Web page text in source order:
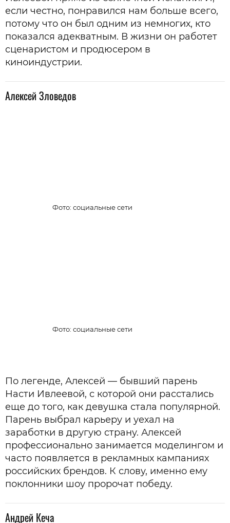
если честно, понравился нам больше всего,
потому что он был одним из немногих, кто
показался адекватным. В жизни он работет
сценаристом и продюсером в
киноиндустрии.
Алексей Зловедов
Фото: социальные сети
Фото: социальные сети
По легенде, Алексей — бывший парень
Насти Ивлеевой, с которой они расстались
еще до того, как девушка стала популярной.
Парень выбрал карьеру и уехал на
заработки в другую страну. Алексей
профессионально занимается моделингом и
часто появляется в рекламных кампаниях
российских брендов. К слову, именно ему
поклонники шоу пророчат победу.
Андрей Кеча